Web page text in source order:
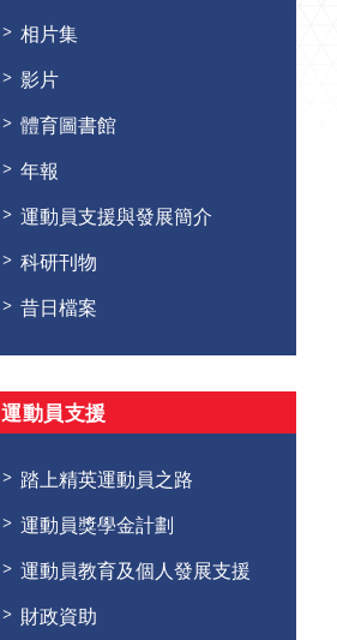
相片集
影片
體育圖書館
年報
運動員支援與發展簡介
科研刊物
昔日檔案
運動員支援
踏上精英運動員之路
運動員獎學金計劃
運動員教育及個人發展支援
財政資助